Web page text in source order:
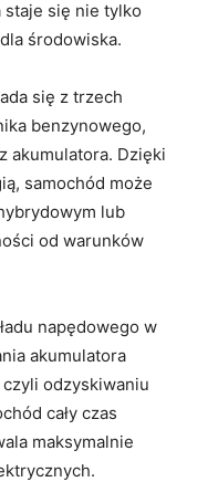
staje się nie tylko
środowiska.
się z⁤ trzech
benzynowego,
akumulatora. Dzięki
samochód może
lub
od warunków
napędowego ​w
akumulatora
odzyskiwaniu
cały czas​
maksymalnie